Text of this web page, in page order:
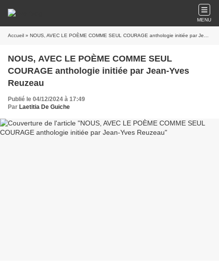
MENU
Accueil » NOUS, AVEC LE POÈME COMME SEUL COURAGE anthologie initiée par Jean-Yves Reuzeau
NOUS, AVEC LE POÈME COMME SEUL
COURAGE anthologie initiée par Jean-Yves
Reuzeau
Publié le 04/12/2024 à 17:49
Par Laetitia De Guiche